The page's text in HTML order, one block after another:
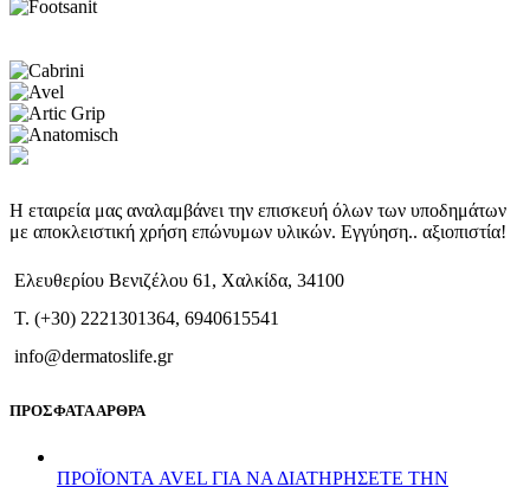
Η εταιρεία μας αναλαμβάνει την επισκευή όλων των υποδημάτων
με αποκλειστική χρήση επώνυμων υλικών. Εγγύηση.. αξιοπιστία!
Ελευθερίου Βενιζέλου 61, Χαλκίδα, 34100
T. (+30) 2221301364, 6940615541
info@dermatoslife.gr
ΠΡΟΣΦΑΤΑ ΑΡΘΡΑ
ΠΡΟΪΟΝΤΑ AVEL ΓΙΑ ΝΑ ΔΙΑΤΗΡΗΣΕΤΕ ΤΗΝ